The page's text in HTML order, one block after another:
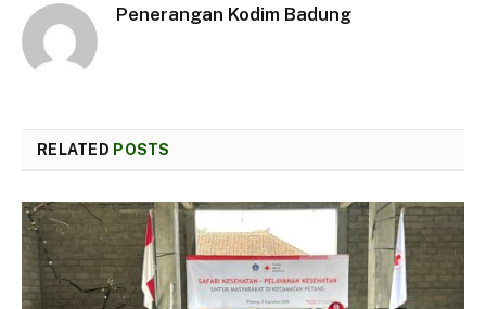
Penerangan Kodim Badung
RELATED POSTS